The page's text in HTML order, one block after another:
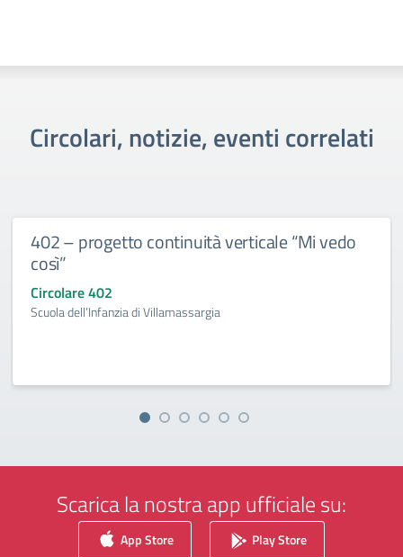
Circolari, notizie, eventi correlati
402 – progetto continuità verticale “Mi vedo
così”
Circolare 402
Scuola dell’Infanzia di Villamassargia
Scarica la nostra app ufficiale su:
App Store Play Store